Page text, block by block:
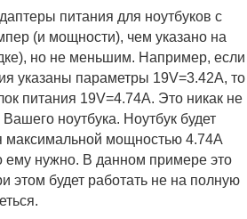
питания для ноутбуков с
(и мощности), чем указано на
но не меньшим. Например, если
указаны параметры 19V=3.42A, то
питания 19V=4.74A. Это никак не
ноутбука. Ноутбук будет
максимальной мощностью 4.74А
ему нужно. В данном примере это
этом будет работать не на полную